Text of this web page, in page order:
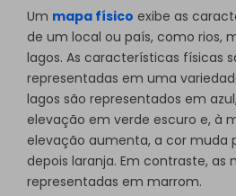
Um mapa físico exibe as
de um local ou país, como rios,
lagos. As características físicas
representadas em uma
lagos são representados em
elevação em verde escuro e, à
elevação aumenta, a cor muda
depois laranja. Em contraste, as
representadas em marrom.